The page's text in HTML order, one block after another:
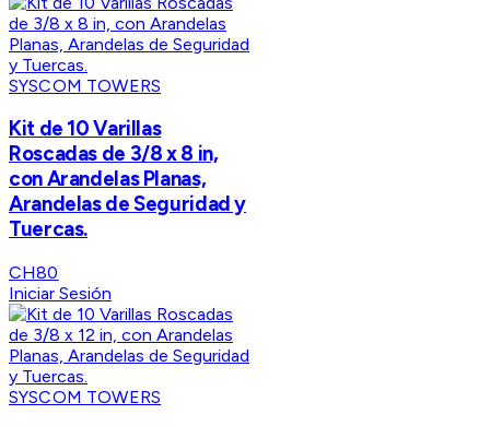
SYSCOM TOWERS
Kit de 10 Varillas
Roscadas de 3/8 x 8 in,
con Arandelas Planas,
Arandelas de Seguridad y
Tuercas.
CH80
Iniciar Sesión
SYSCOM TOWERS